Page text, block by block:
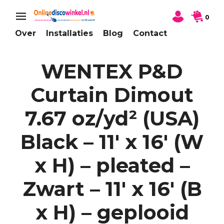
Over Installaties Blog Contact
0
WENTEX P&D
Curtain Dimout
7.67 oz/yd² (USA)
Black – 11′ x 16′ (W
x H) – pleated –
Zwart – 11′ x 16′ (B
x H) – geplooid